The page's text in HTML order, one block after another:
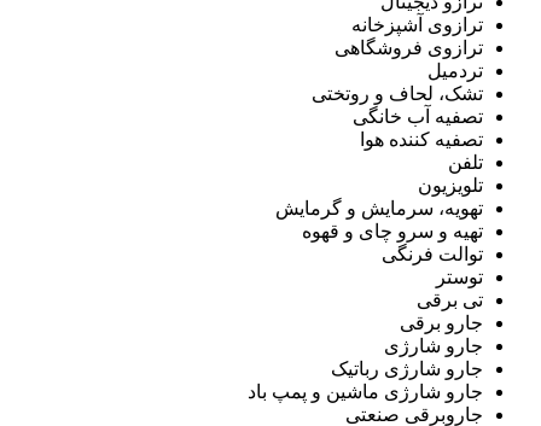
ترازوی آشپزخانه
ترازوی فروشگاهی
تردمیل
تشک، لحاف و روتختی
تصفیه آب خانگی
تصفیه کننده هوا
تلفن
تلویزیون
تهویه، سرمایش و گرمایش
تهیه و سرو چای و قهوه
توالت فرنگی
توستر
تی برقی
جارو برقی
جارو شارژی
جارو شارژی رباتیک
جارو شارژی ماشین و پمپ باد
جاروبرقی صنعتی